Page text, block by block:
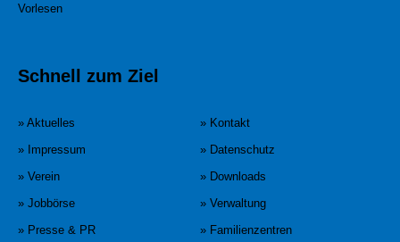
Vorlesen
Schnell zum Ziel
» Aktuelles
» Kontakt
» Impressum
» Datenschutz
» Verein
» Downloads
» Jobbörse
» Verwaltung
» Presse & PR
» Familienzentren